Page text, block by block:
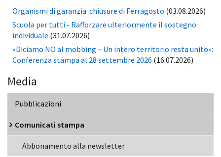
Organismi di garanzia: chiusure di Ferragosto (03.08.2026)
Scuola per tutti - Rafforzare ulteriormente il sostegno
individuale (31.07.2026)
«Diciamo NO al mobbing – Un intero territorio resta unito»:
Conferenza stampa al 28 settembre 2026 (16.07.2026)
Media
Pubblicazioni
Comunicati stampa
Abbonamento alla newsletter